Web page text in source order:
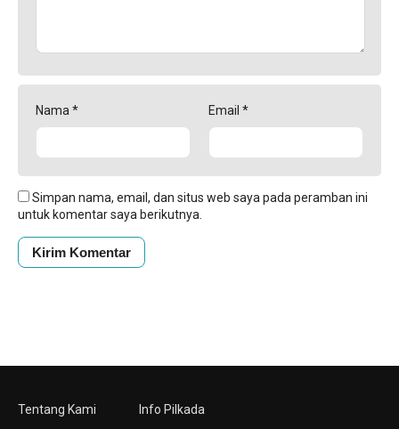
Nama * Email *
Simpan nama, email, dan situs web saya pada peramban ini
untuk komentar saya berikutnya.
Tentang Kami
Info Pilkada